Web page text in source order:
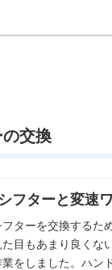
交換
フターと変速
フターを交換するた
た目もあまり良くな
をしました。ハン